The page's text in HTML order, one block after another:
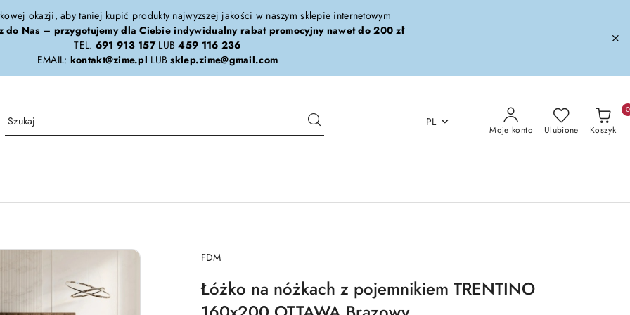
okazji, aby taniej kupić produkty najwyższej jakości w naszym sklepie internetowym
do Nas – przygotujemy dla Ciebie indywidualny rabat promocyjny nawet do 200 zł
TEL. 691 913 157LUB459 116 236
EMAIL: kontakt@zime.pl LUBsklep.zime@gmail.com
PL
Moje konto Ulubione Koszyk
0
NAZWA
PRODUCENTA:
FDM
Łóżko na nóżkach z pojemnikiem TRENTINO